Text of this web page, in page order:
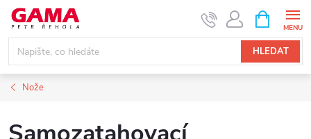
Přejít
obsah
HLEDAT
NÁKUPNÍ
KOŠÍK
Nože